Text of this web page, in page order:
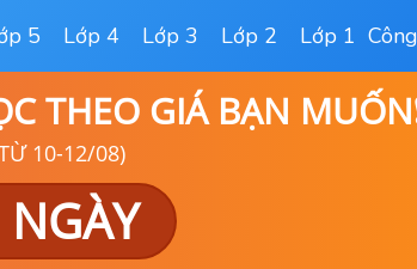
5 Lớp 4 Lớp 3 Lớp 2 Lớp 1
THEO GIÁ BẠN
10-12/08)